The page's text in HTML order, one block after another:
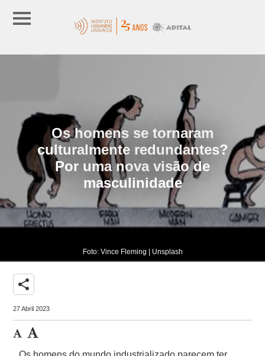
Os homens se tornaram
culturalmente redundantes?
Por uma nova visão de
masculinidade
Foto: Vince Fleming | Unsplash
share
27 Abril 2023